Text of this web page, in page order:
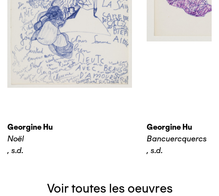
Georgine Hu
Noël
, s.d.
Georgine Hu
Bancuercquercs
, s.d.
Voir toutes les oeuvres